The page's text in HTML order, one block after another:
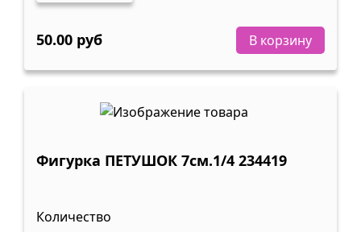
50.00 руб В корзину
Фигурка ПЕТУШОК 7см.1/4 234419
Количество